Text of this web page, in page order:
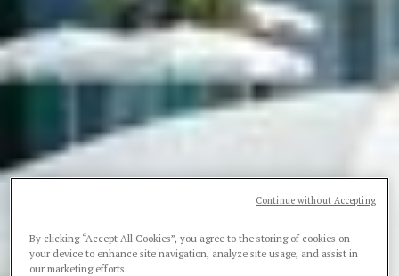
By clicking “Accept All Cookies”, you agree to the storing of cookies on
your device to enhance site navigation, analyze site usage, and assist in
our marketing efforts.
Continue without Accepting